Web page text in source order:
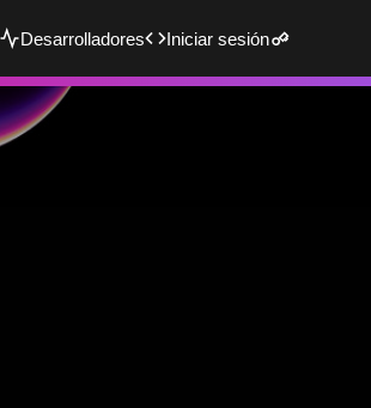
Desarrolladores Iniciar sesión